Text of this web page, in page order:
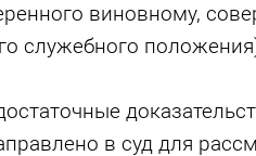
виновному,
служебного
в суд для